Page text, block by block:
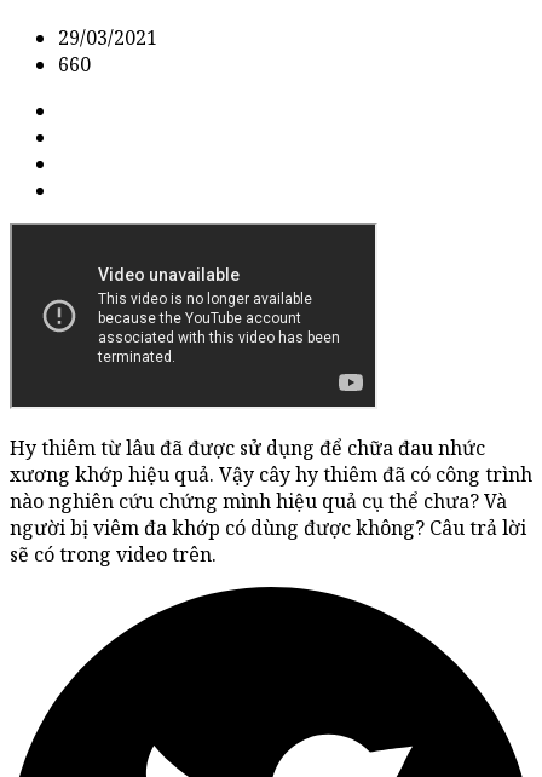
29/03/2021
660
Hy thiêm từ lâu đã được sử dụng để chữa đau nhức
xương khớp hiệu quả. Vậy cây hy thiêm đã có công trình
nào nghiên cứu chứng mình hiệu quả cụ thể chưa? Và
người bị viêm đa khớp có dùng được không? Câu trả lời
sẽ có trong video trên.